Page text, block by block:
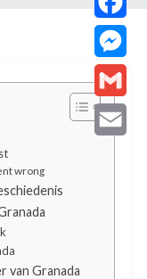
wrong
van Granada
Gmail